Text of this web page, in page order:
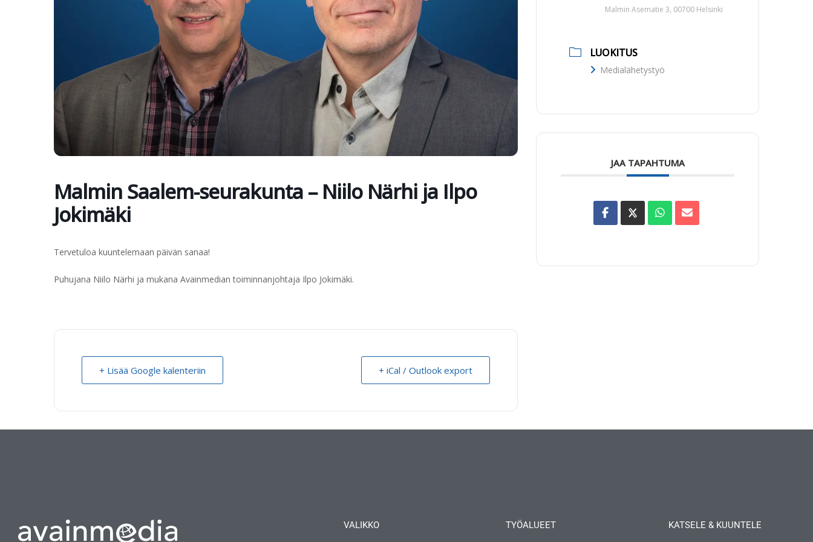
Malmin Saalem-seurakunta – Niilo Närhi ja Ilpo
Jokimäki
Tervetuloa kuuntelemaan päivän sanaa!
Puhujana Niilo Närhi ja mukana Avainmedian toiminnanjohtaja Ilpo Jokimäki.
+ Lisää Google kalenteriin + iCal / Outlook export
Malmin Asematie 3, 00700 Helsinki
LUOKITUS
Medialähetystyö
JAA TAPAHTUMA
VALIKKO TYÖALUEET KATSELE & KUUNTELE